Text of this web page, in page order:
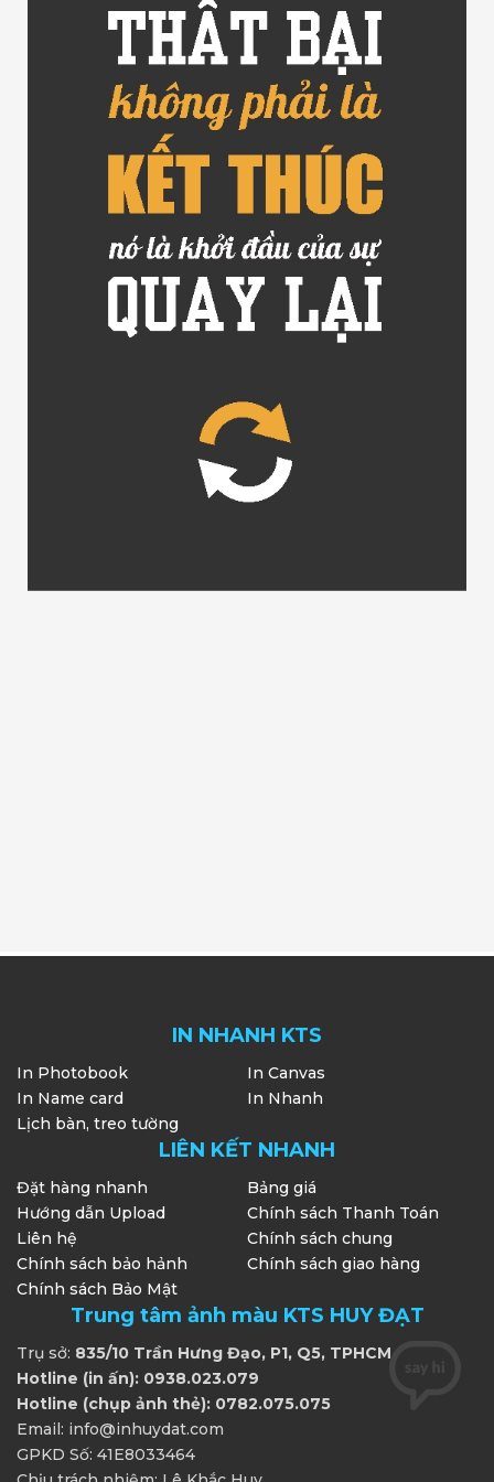
IN NHANH KTS
In Photobook
In Canvas
In Name card
In Nhanh
Lịch bàn, treo tường
LIÊN KẾT NHANH
Đặt hàng nhanh
Bảng giá
Hướng dẫn Upload
Chính sách Thanh Toán
Liên hệ
Chính sách chung
Chính sách bảo hảnh
Chính sách giao hàng
Chính sách Bảo Mật
Trung tâm ảnh màu KTS HUY ĐẠT
Trụ sở: 835/10 Trần Hưng Đạo, P1, Q5, TPHCM
Hotline (in ấn): 0938.023.079
Hotline (chụp ảnh thẻ): 0782.075.075
Email: info@inhuydat.com
GPKD Số: 41E8033464